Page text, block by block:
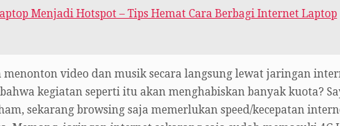
Menjadi Hotspot – Tips Hemat Cara Berbagi Internet Laptop
video dan musik secara langsung lewat jaringan
kegiatan seperti itu akan menghabiskan banyak kuota?
sekarang browsing saja memerlukan speed/kecepatan